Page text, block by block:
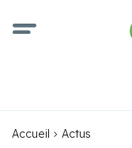
Accueil Actus